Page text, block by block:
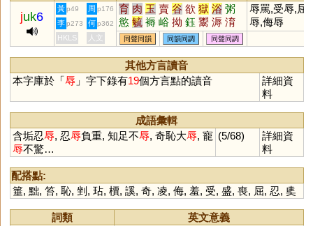
juk6
黃 p49 周 p176 育 肉 玉 賣 谷 欲 獄 浴 粥
慾 毓 褥 峪 拗 鈺 鬻 溽 淯
鵒 蓐 縟 宍 鳿 砡 袬 輍 蘛
蒮 媷 儥 嗕 鋊 錥 鄏 堉
辱罵,受辱,屈
辱,侮辱
李 p273 何 p362
HKLS 人文 同聲同韻 同韻同調 同聲同調
其他方言讀音
本字庫於「辱 」字下錄有19個方言點的讀音
詳細資
料
成語彙輯
含垢忍辱, 忍辱負重, 知足不辱, 奇恥大辱, 寵
辱不驚…
(5/68)
詳細資
料
配搭點:
箠, 黜, 笞, 恥, 剉 , 玷, 檟, 謑, 奇, 凌, 侮, 羞, 受, 盛, 喪, 屈, 忍, 奊
詞類
英文意義